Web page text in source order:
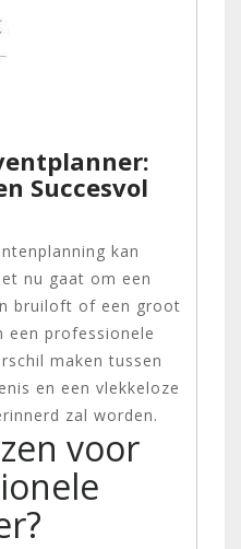
Succesvol
kan
nu gaat om een
bruiloft of een groot
een professionele
maken tussen
en een vlekkeloze
zal worden.
voor